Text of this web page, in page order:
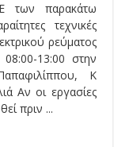
των παρακάτω
τεχνικές
ρεύματος
13:00 στην
Κ
Αν οι εργασίες
πριν ...